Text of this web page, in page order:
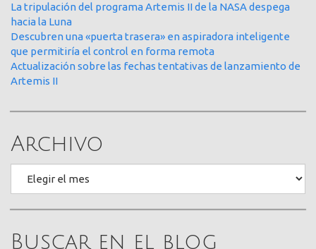
La tripulación del programa Artemis II de la NASA despega
hacia la Luna
Descubren una «puerta trasera» en aspiradora inteligente
que permitiría el control en forma remota
Actualización sobre las fechas tentativas de lanzamiento de
Artemis II
Archivo
Buscar en el blog